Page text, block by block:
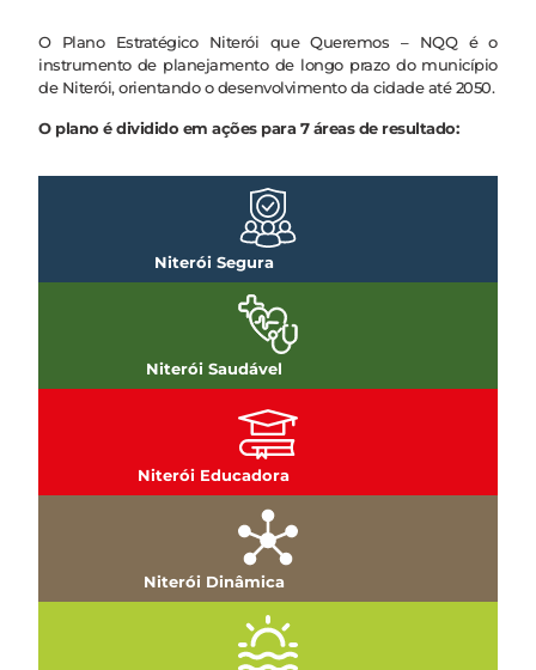
O Plano Estratégico Niterói que Queremos – NQQ é o
instrumento de planejamento de longo prazo do município
de Niterói, orientando o desenvolvimento da cidade até 2050.
O plano é dividido em ações para 7 áreas de resultado:
Niterói Segura
Niterói Saudável
Niterói Educadora
Niterói Dinâmica